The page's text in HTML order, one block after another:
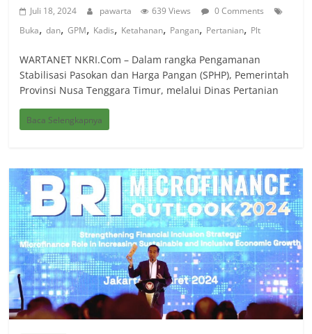
Juli 18, 2024 pawarta 639 Views
0 Comments
Buka,dan,GPM, Kadis, Ketahanan, Pangan, Pertanian, Plt
WARTANET NKRI.Com – Dalam rangka Pengamanan
Stabilisasi Pasokan dan Harga Pangan (SPHP), Pemerintah
Provinsi Nusa Tenggara Timur, melalui Dinas Pertanian
Baca Selengkapnya